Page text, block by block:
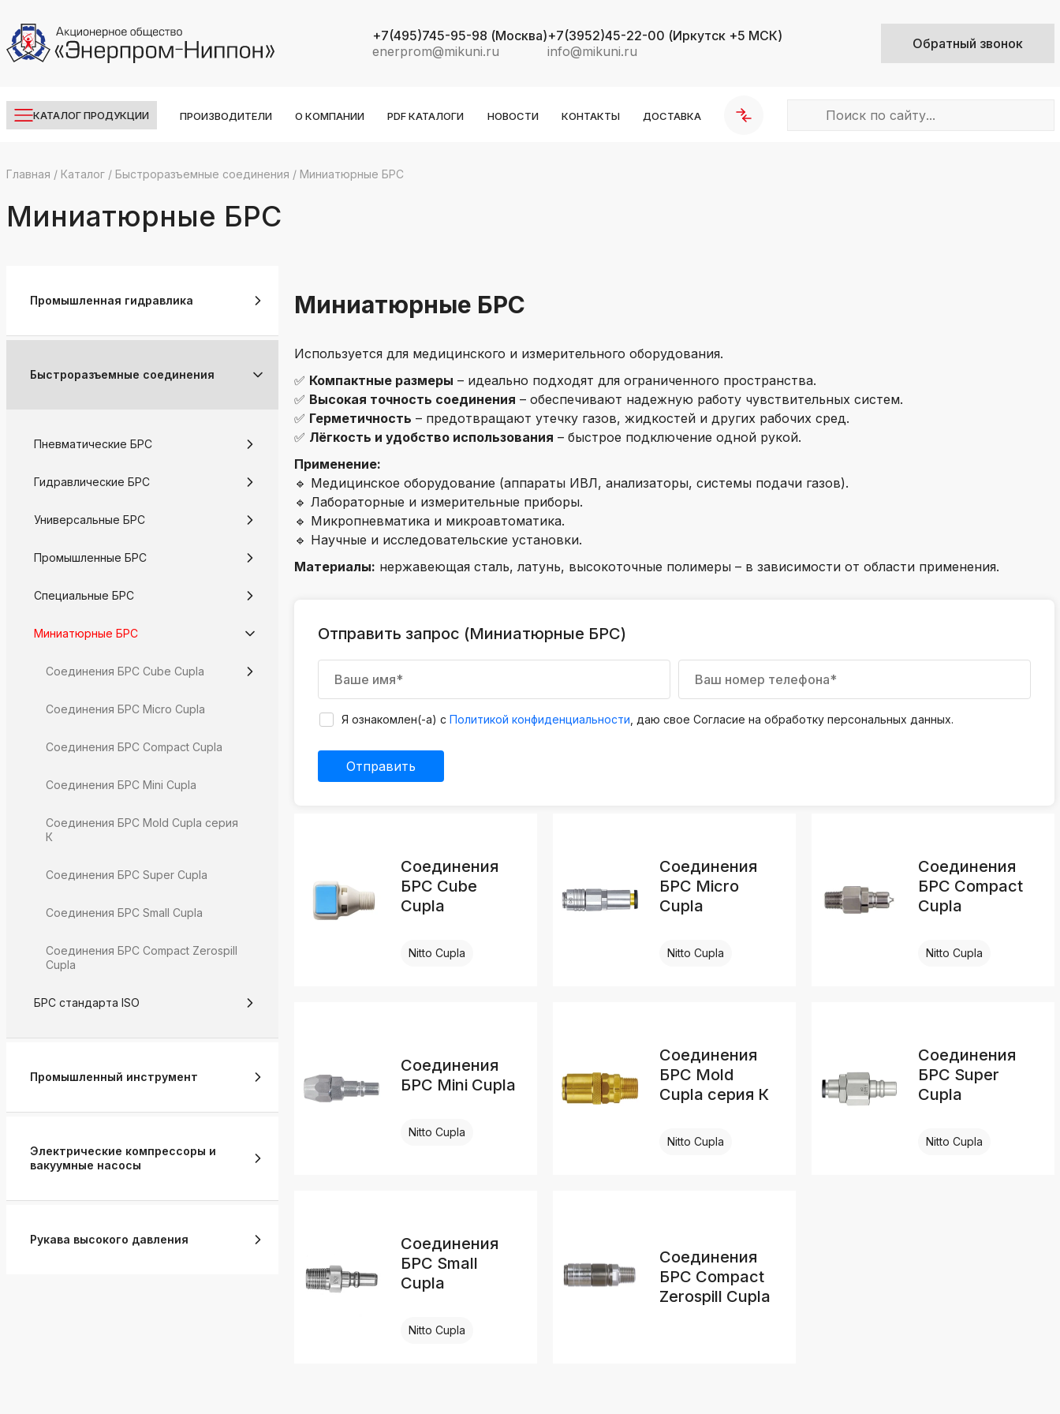
+7(495)745-95-98 (Москва)
enerprom@mikuni.ru
+7(3952)45-22-00 (Иркутск +5 МСК)
info@mikuni.ru
Обратный звонок
КАТАЛОГ ПРОДУКЦИИ ПРОИЗВОДИТЕЛИ О КОМПАНИИ PDF КАТАЛОГИ НОВОСТИ КОНТАКТЫ ДОСТАВКА
ksldkfjsdlfkjsls;ldfkgjsdl;kfkфыва
ksldkfjsdlfkjsls;ldfkgjsdl;kfkфыва
ksldkfjsdlfkjsls;ldfkgjsdl;kfkфыва
ksldkfjsdlfkjsls;ldfkgjsdl;kfkфыва
ksldkfjsdlfkjsls;ldfkgjsdl;kfkфыва
ksldkfjsdlfkjsls;ldfkgjsdl;kfkфыва
ksldkfjsdlfkjsls;ldfkgjsdl;kfkфыва
ksldkfjsdlfkjsls;ldfkgjsdl;kfkфыва
ksldkfjsdlfkjsls;ldfkgjsdl;kfkфыва
ksldkfjsdlfkjsls;ldfkgjsdl;kfkфыва
k
k
ksldkfjsdlfkjsls;ldfkgjsdl;kfkфыва
ksldkfjsdlfkjsls;ldfkgjsdl;kfkфыва
Главная / Каталог/ Быстроразъемные соединения / Миниатюрные БРС
Миниатюрные БРС
Промышленная гидравлика
Быстроразъемные соединения
Пневматические БРС
Гидравлические БРС
Универсальные БРС
Промышленные БРС
Специальные БРС
Миниатюрные БРС
Соединения БРС Cube Cupla
Соединения БРС Micro Cupla
Соединения БРС Compact Cupla
Соединения БРС Mini Cupla
Соединения БРС Mold Cupla серия
К
Соединения БРС Super Cupla
Соединения БРС Small Cupla
Соединения БРС Compact Zerospill
Cupla
БРС стандарта ISO
Промышленный инструмент
Электрические компрессоры и
вакуумные насосы
Рукава высокого давления
Миниатюрные БРС
Используется для медицинского и измерительного оборудования.
✅ Компактные размеры – идеально подходят для ограниченного пространства.
✅ Высокая точность соединения – обеспечивают надежную работу чувствительных систем.
✅ Герметичность – предотвращают утечку газов, жидкостей и других рабочих сред.
✅ Лёгкость и удобство использования – быстрое подключение одной рукой.
Применение:
🔹 Медицинское оборудование (аппараты ИВЛ, анализаторы, системы подачи газов).
🔹 Лабораторные и измерительные приборы.
🔹 Микропневматика и микроавтоматика.
🔹 Научные и исследовательские установки.
Материалы: нержавеющая сталь, латунь, высокоточные полимеры – в зависимости от области применения.
Отправить запрос (Миниатюрные БРС)
Я ознакомлен(-а) с Политикой конфиденциальности , даю свое Согласие на обработку персональных данных.
Отправить
Соединения
БРС Cube
Cupla
Nitto Cupla
Соединения
БРС Micro
Cupla
Nitto Cupla
Соединения
БРС Compact
Cupla
Nitto Cupla
Соединения
БРС Mini Cupla
Nitto Cupla
Соединения
БРС Mold
Cupla серия К
Nitto Cupla
Соединения
БРС Super
Cupla
Nitto Cupla
Соединения
БРС Small
Cupla
Nitto Cupla
Соединения
БРС Compact
Zerospill Cupla